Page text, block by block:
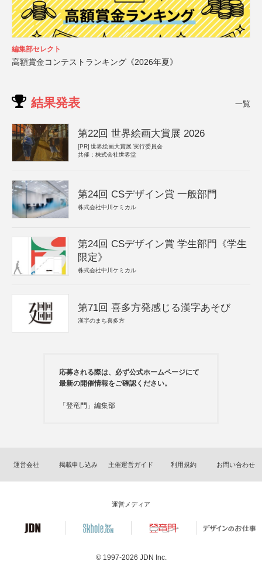
編集部セレクト
高額賞金コンテストランキング《2026年夏》
結果発表 一覧
第22回 世界絵画大賞展 2026
[PR] 世界絵画大賞展 実行委員会
共催：株式会社世界堂
第24回 CSデザイン賞 一般部門
株式会社中川ケミカル
第24回 CSデザイン賞 学生部門《学生
限定》
株式会社中川ケミカル
第71回 喜多方発感じる漢字あそび
漢字のまち喜多方
応募される際は、必ず公式ホームページにて
最新の開催情報をご確認ください。
「登竜門」編集部
運営会社 掲載申し込み 主催運営ガイド 利用規約 お問い合わせ
運営メディア
© 1997-2026 JDN Inc.